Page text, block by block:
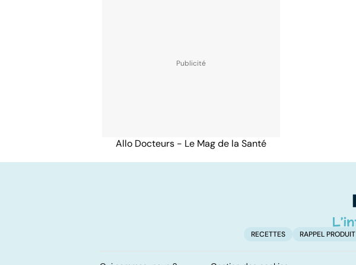
Allo Docteurs - Le Mag de la Santé
RECETTES RAPPEL PRODUIT